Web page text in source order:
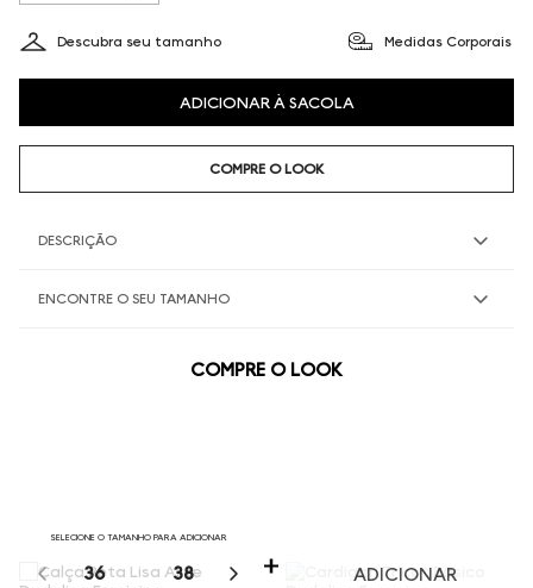
Descubra seu tamanho Medidas Corporais
ADICIONAR À SACOLA
COMPRE O LOOK
DESCRIÇÃO
ENCONTRE O SEU TAMANHO
COMPRE O LOOK
SELECIONE O TAMANHO PARA ADICIONAR
36 38 40 42 44
ADICIONAR